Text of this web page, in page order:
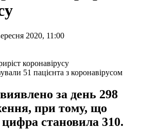
2020, 11:00
51 пацієнта з коронавірусом
за день 298
при тому, що
становила 310.